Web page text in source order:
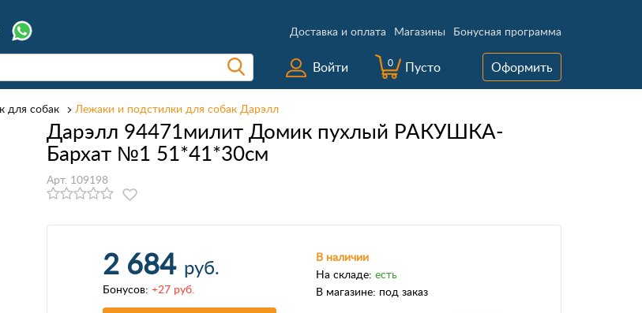
Доставка и оплата Магазины Бонусная программа
Войти 0 Пусто Оформить
для собак Лежаки и подстилки для собак Дарэлл
Дарэлл 94471милит Домик пухлый РАКУШКА-
Бархат №1 51*41*30см
Арт. 109198
В наличии
На складе: есть
В магазине: под заказ
2 684 руб.
Бонусов: +27 руб.